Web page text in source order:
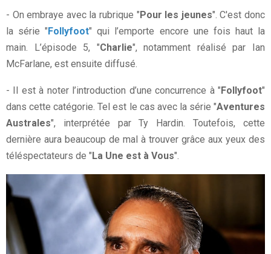
- On embraye avec la rubrique "Pour les jeunes". C'est donc
la série "Follyfoot" qui l’emporte encore une fois haut la
main. L’épisode 5, "Charlie", notamment réalisé par Ian
McFarlane, est ensuite diffusé.
- Il est à noter l’introduction d’une concurrence à "Follyfoot"
dans cette catégorie. Tel est le cas avec la série "Aventures
Australes", interprétée par Ty Hardin. Toutefois, cette
dernière aura beaucoup de mal à trouver grâce aux yeux des
téléspectateurs de "La Une est à Vous".